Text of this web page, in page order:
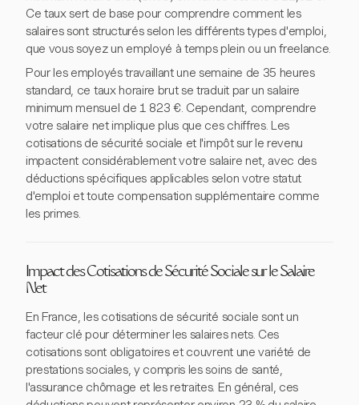
Ce taux sert de base pour comprendre comment les
salaires sont structurés selon les différents types d'emploi,
que vous soyez un employé à temps plein ou un freelance.
Pour les employés travaillant une semaine de 35 heures
standard, ce taux horaire brut se traduit par un salaire
minimum mensuel de 1 823 €. Cependant, comprendre
votre salaire net implique plus que ces chiffres. Les
cotisations de sécurité sociale et l'impôt sur le revenu
impactent considérablement votre salaire net, avec des
déductions spécifiques applicables selon votre statut
d'emploi et toute compensation supplémentaire comme
les primes.
Impact des Cotisations de Sécurité Sociale sur le Salaire
Net
En France, les cotisations de sécurité sociale sont un
facteur clé pour déterminer les salaires nets. Ces
cotisations sont obligatoires et couvrent une variété de
prestations sociales, y compris les soins de santé,
l'assurance chômage et les retraites. En général, ces